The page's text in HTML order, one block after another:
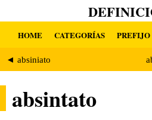
HOME CATEGORÍAS PREFIJO
◄ absiniato
absintato